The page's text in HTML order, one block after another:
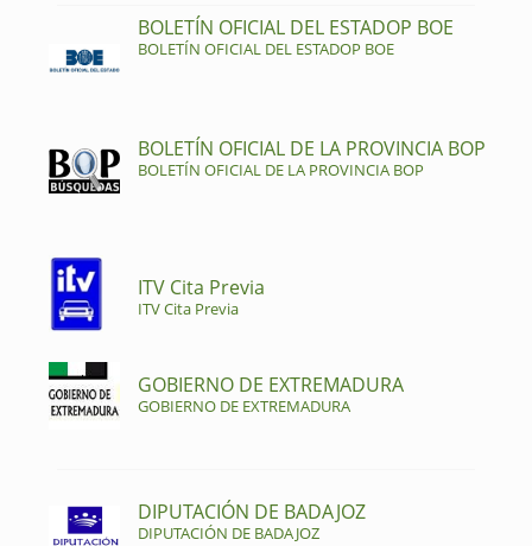
BOLETÍN OFICIAL DEL ESTADOP BOE
BOLETÍN OFICIAL DEL ESTADOP BOE
BOLETÍN OFICIAL DE LA PROVINCIA BOP
BOLETÍN OFICIAL DE LA PROVINCIA BOP
ITV Cita Previa
ITV Cita Previa
GOBIERNO DE EXTREMADURA
GOBIERNO DE EXTREMADURA
DIPUTACIÓN DE BADAJOZ
DIPUTACIÓN DE BADAJOZ